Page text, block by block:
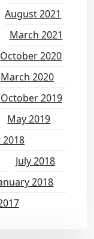
August 2021
March 2021
October 2020
March 2020
October 2019
May 2019
July 2018
2018